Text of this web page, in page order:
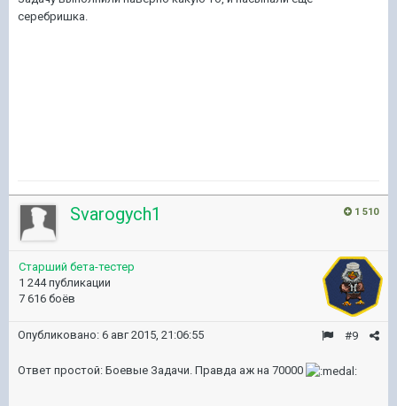
серебришка.
1 510
Svarogych1
Старший бета-тестер
1 244 публикации
7 616 боёв
#9
Опубликовано: 6 авг 2015, 21:06:55
Ответ простой: Боевые Задачи. Правда аж на 70000